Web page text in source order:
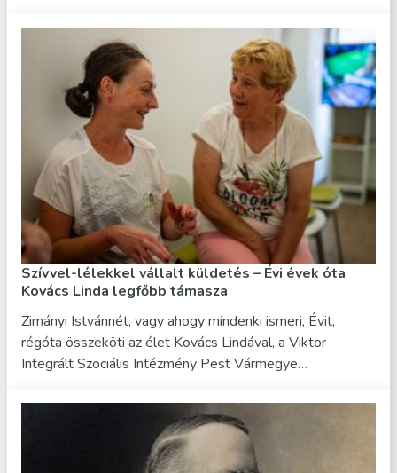
Szívvel-lélekkel vállalt küldetés – Évi évek óta
Kovács Linda legfőbb támasza
Zimányi Istvánnét, vagy ahogy mindenki ismeri, Évit,
régóta összeköti az élet Kovács Lindával, a Viktor
Integrált Szociális Intézmény Pest Vármegye…